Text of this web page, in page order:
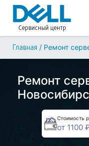
Сервисный центр
Главная / Ремонт
Ремонт
Стоимость
от 1100